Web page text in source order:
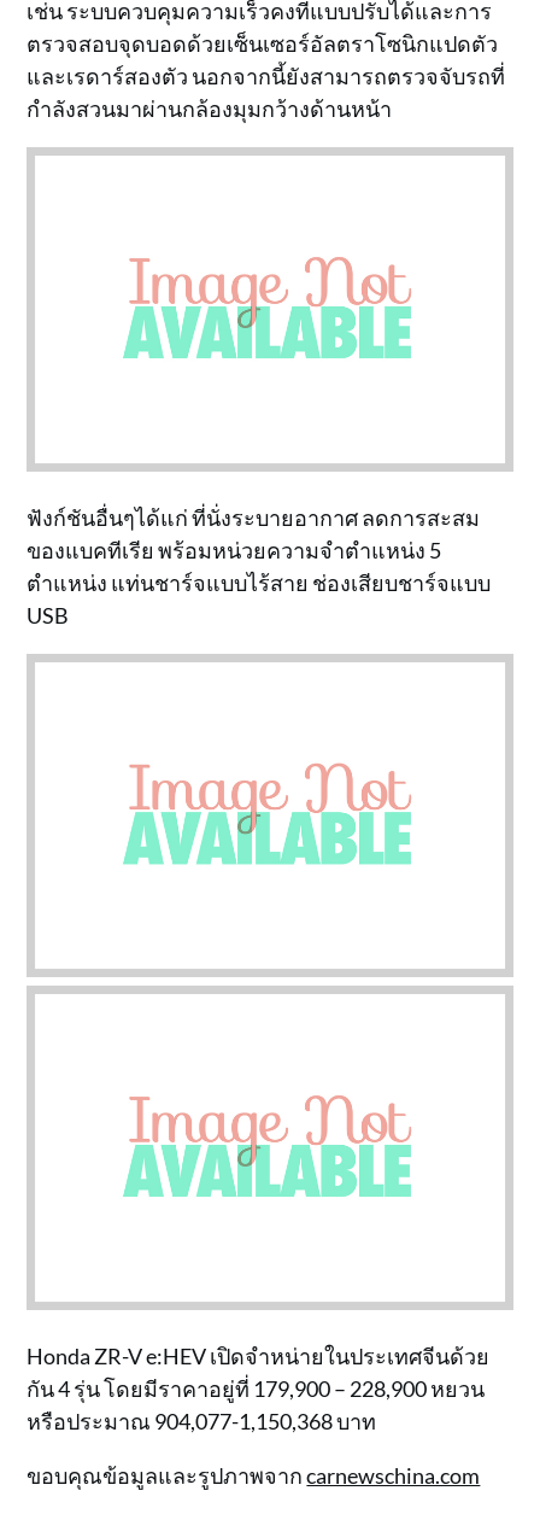
เช่น ระบบควบคุมความเร็วคงที่แบบปรับได้และการ
ตรวจสอบจุดบอดด้วยเซ็นเซอร์อัลตราโซนิกแปดตัว
และเรดาร์สองตัว นอกจากนี้ยังสามารถตรวจจับรถที่
กำลังสวนมาผ่านกล้องมุมกว้างด้านหน้า
ฟังก์ชันอื่นๆได้แก่ ที่นั่งระบายอากาศ ลดการสะสม
ของแบคทีเรีย พร้อมหน่วยความจำตำแหน่ง 5
ตำแหน่ง แท่นชาร์จแบบไร้สาย ช่องเสียบชาร์จแบบ
USB
Honda ZR-V e:HEV เปิดจำหน่ายในประเทศจีนด้วย
กัน 4 รุ่น โดยมีราคาอยู่ที่ 179,900 – 228,900 หยวน
หรือประมาณ 904,077-1,150,368 บาท
ขอบคุณข้อมูลและรูปภาพจากcarnewschina.com